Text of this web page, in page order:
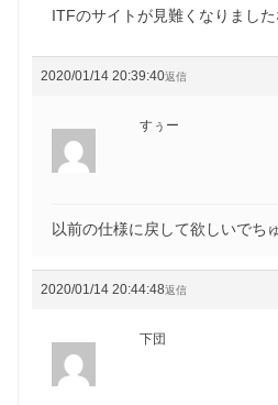
ITFのサイトが見難くなりまし
2020/01/14 20:39:40返信
すぅー
以前の仕様に戻して欲しいでち
2020/01/14 20:44:48返信
下団